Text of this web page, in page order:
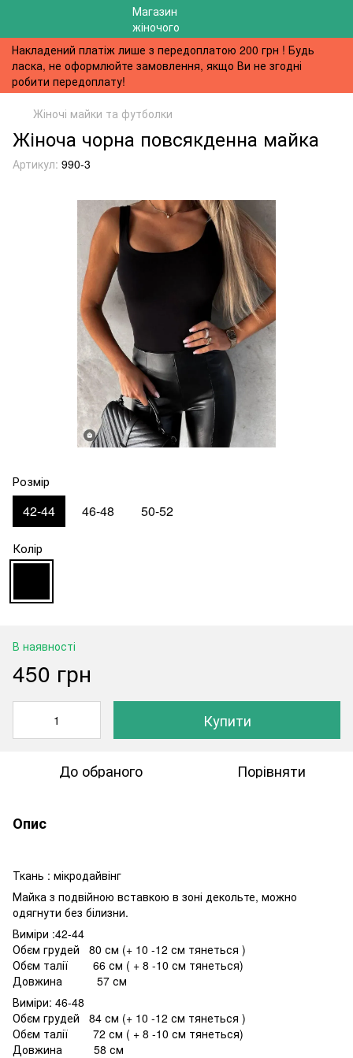
Накладений платіж лише з передоплатою 200 грн ! Будь
ласка, не оформлюйте замовлення, якщо Ви не згодні
робити передоплату!
Жіночі майки та футболки
Жіноча чорна повсякденна майка
Артикул: 990-3
Розмір
42-44 46-48 50-52
Колір
В наявності
450 грн
Купити
До обраного Порівняти
Опис
Ткань : мікродайвінг
Майка з подвійною вставкою в зоні декольте, можно
одягнути без білизни.
Виміри :42-44
Обєм грудей 80 см (+ 10 -12 см тянеться )
Обєм талії 66 см ( + 8 -10 см тянеться)
Довжина 57 см
Виміри: 46-48
Обєм грудей 84 см (+ 10 -12 см тянеться )
Обєм талії 72 см ( + 8 -10 см тянеться)
Довжина 58 см